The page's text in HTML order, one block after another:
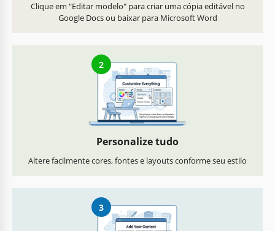
Clique em "Editar modelo" para criar uma cópia editável no
Google Docs ou baixar para Microsoft Word
2
Personalize tudo
Altere facilmente cores, fontes e layouts conforme seu estilo
3